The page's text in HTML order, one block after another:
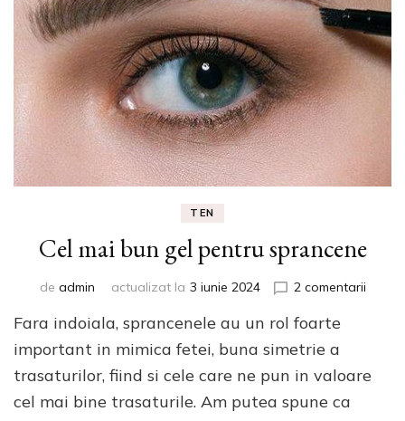
TEN
Cel mai bun gel pentru sprancene
de admin actualizat la 3 iunie 2024 2 comentariila
pentru
Fara indoiala, sprancenele au un rol foarte
important in mimica fetei, buna simetrie a
trasaturilor, fiind si cele care ne pun in valoare
cel mai bine trasaturile. Am putea spune ca